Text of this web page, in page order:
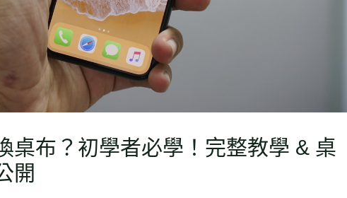
桌布？初學者必學！完整教學 & 桌
開